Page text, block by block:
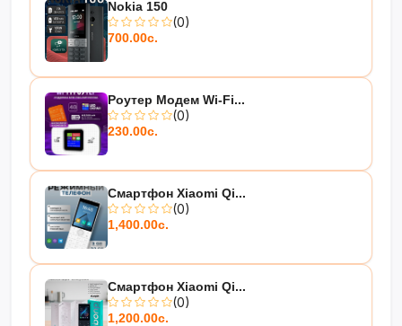
Nokia 150
(0)
700.00с.
Роутер Модем Wi-Fi...
(0)
230.00с.
Смартфон Xiaomi Qi...
(0)
1,400.00с.
Смартфон Xiaomi Qi...
(0)
1,200.00с.